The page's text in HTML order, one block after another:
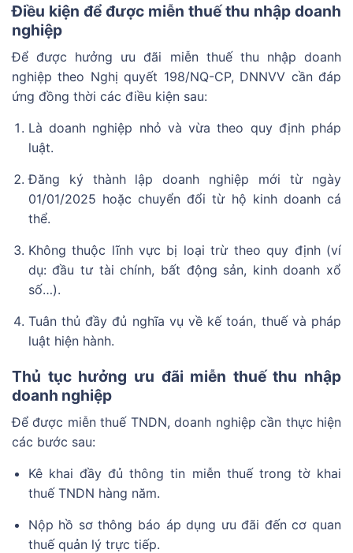
Điều kiện để được miễn thuế thu nhập doanh
nghiệp
Để được hưởng ưu đãi miễn thuế thu nhập doanh
nghiệp theo Nghị quyết 198/NQ-CP, DNNVV cần đáp
ứng đồng thời các điều kiện sau:
Là doanh nghiệp nhỏ và vừa theo quy định pháp
luật.
Đăng ký thành lập doanh nghiệp mới từ ngày
01/01/2025 hoặc chuyển đổi từ hộ kinh doanh cá
thể.
Không thuộc lĩnh vực bị loại trừ theo quy định (ví
dụ: đầu tư tài chính, bất động sản, kinh doanh xổ
số…).
Tuân thủ đầy đủ nghĩa vụ về kế toán, thuế và pháp
luật hiện hành.
Thủ tục hưởng ưu đãi miễn thuế thu nhập
doanh nghiệp
Để được miễn thuế TNDN, doanh nghiệp cần thực hiện
các bước sau:
Kê khai đầy đủ thông tin miễn thuế trong tờ khai
thuế TNDN hàng năm.
Nộp hồ sơ thông báo áp dụng ưu đãi đến cơ quan
thuế quản lý trực tiếp.